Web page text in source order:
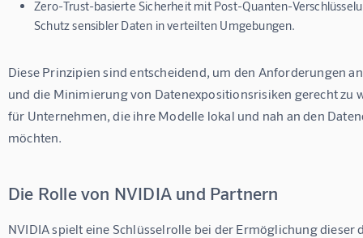
Zero-Trust-basierte Sicherheit mit Post-Quanten-
Schutz sensibler Daten in verteilten Umgebungen.
Diese Prinzipien sind entscheidend, um den Anforderungen
und die Minimierung von Datenexpositionsrisiken gerecht zu
für Unternehmen, die ihre Modelle lokal und nah an den
möchten.
Die Rolle von NVIDIA und Partnern
NVIDIA spielt eine Schlüsselrolle bei der Ermöglichung dieser